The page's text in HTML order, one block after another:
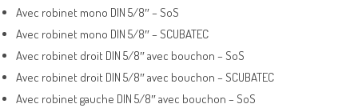
Avec robinet mono DIN 5/8″ – SoS
Avec robinet mono DIN 5/8″ – SCUBATEC
Avec robinet droit DIN 5/8″ avec bouchon – SoS
Avec robinet droit DIN 5/8″ avec bouchon – SCUBATEC
Avec robinet gauche DIN 5/8″ avec bouchon – SoS